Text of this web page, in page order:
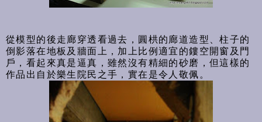
從模型的後走廊穿透看過去，圓栱的廊道造型、柱子的
倒影落在地板及牆面上，加上比例適宜的鏤空開窗及門
戶，看起來真是逼真，雖然沒有精細的砂磨，但這樣的
作品出自於樂生院民之手，實在是令人敬佩。